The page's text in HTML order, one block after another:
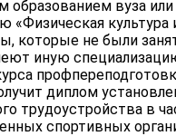
образованием вуза или
«Физическая культура
которые не были
иную
диплом
трудоустройства в
спортивных